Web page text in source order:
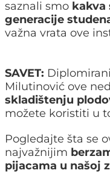
saznali smo kakva
generacije
važna vrata ove
SAVET:
Milutinović ove
skladištenju
možete koristiti u
Pogledajte šta se
najvažnijim
pijacama u našoj